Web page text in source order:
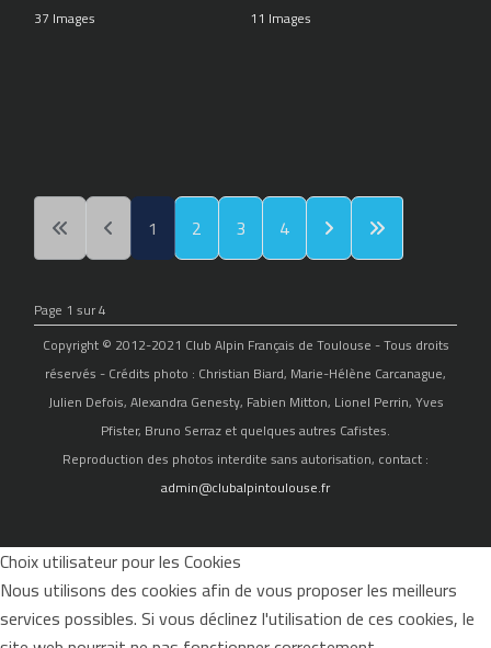
37 Images 11 Images
1 2 3 4
Page 1 sur 4
Copyright © 2012-2021 Club Alpin Français de Toulouse - Tous droits
réservés - Crédits photo : Christian Biard, Marie-Hélène Carcanague,
Julien Defois, Alexandra Genesty, Fabien Mitton, Lionel Perrin, Yves
Pfister, Bruno Serraz et quelques autres Cafistes.
Reproduction des photos interdite sans autorisation, contact :
admin@clubalpintoulouse.fr
Choix utilisateur pour les Cookies
Nous utilisons des cookies afin de vous proposer les meilleurs
services possibles. Si vous déclinez l'utilisation de ces cookies, le